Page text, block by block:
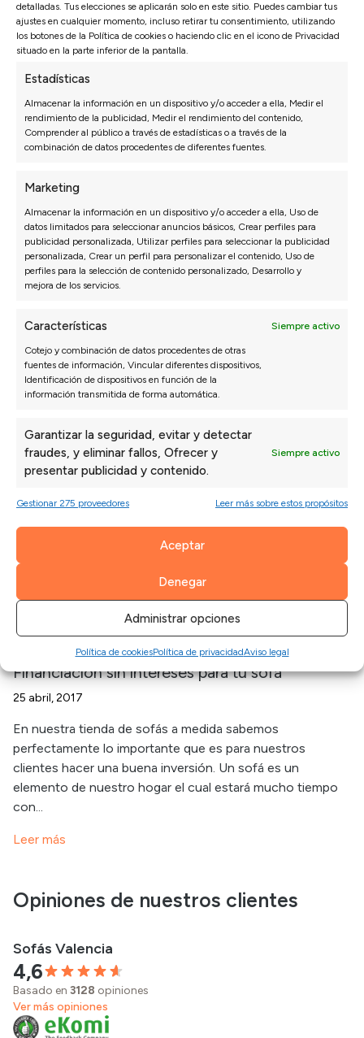
detalladas. Tus elecciones se aplicarán solo en este sitio. Puedes cambiar tus
ajustes en cualquier momento, incluso retirar tu consentimiento, utilizando
los botones de la Política de cookies o haciendo clic en el icono de Privacidad
situado en la parte inferior de la pantalla.
Estadísticas
Almacenar la información en un dispositivo y/o acceder a ella, Medir el
rendimiento de la publicidad, Medir el rendimiento del contenido,
Comprender al público a través de estadísticas o a través de la
combinación de datos procedentes de diferentes fuentes.
Marketing
Almacenar la información en un dispositivo y/o acceder a ella, Uso de
datos limitados para seleccionar anuncios básicos, Crear perfiles para
publicidad personalizada, Utilizar perfiles para seleccionar la publicidad
personalizada, Crear un perfil para personalizar el contenido, Uso de
perfiles para la selección de contenido personalizado, Desarrollo y
mejora de los servicios.
Características Siempre activo
Cotejo y combinación de datos procedentes de otras
fuentes de información, Vincular diferentes dispositivos,
Identificación de dispositivos en función de la
información transmitida de forma automática.
Garantizar la seguridad, evitar y detectar
fraudes, y eliminar fallos, Ofrecer y
presentar publicidad y contenido.
Siempre activo
Gestionar 275 proveedores Leer más sobre estos propósitos
Aceptar
Denegar
Administrar opciones
Política de cookiesPolítica de privacidadAviso legal
Leer más
NOTICIAS SOFÁS
Descubre la nueva Tienda de Sofás en Málaga
Si, vamos a abrir otra tienda de sofás en la localidad de
Málaga, pero antes de comunicaros los detalles nos
abrir otra exposición de Sofás Valen...
Leer más
NOTICIAS SOFÁS ·TIENDAS
Financiación sin intereses para tu sofá
25 abril, 2017
En nuestra tienda de sofás a medida sabemos
perfectamente lo importante que es para nuestros
clientes hacer una buena inversión. Un sofá es un
elemento de nuestro hogar el cual estará mucho tiempo
con...
Leer más
Opiniones de nuestros clientes
Sofás Valencia
4,6
Basado en 3128 opiniones
Ver más opiniones